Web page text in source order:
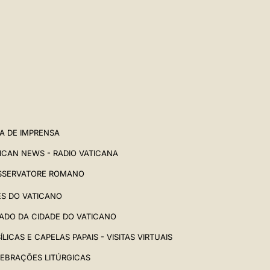
DE IMPRENSA
NEWS - RADIO VATICANA
ROMANO
DO VATICANO
DA CIDADE DO VATICANO
E CAPELAS PAPAIS - VISITAS VIRTUAIS
LITÚRGICAS